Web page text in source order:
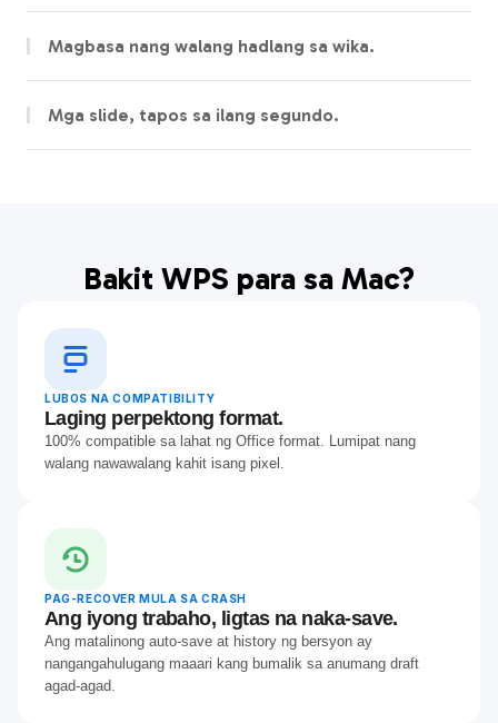
Higit pa sa pagbabasa. Ikonekta ang mga impormasyon at
Magbasa nang walang hadlang sa wika.
Walang putol na magkatabing pagsasalin. Basahin ang anumang
Mga slide, tapos sa ilang segundo.
Gawing mga propesyonal na slide ang anumang paksa,
Bakit WPS para sa Mac?
LUBOS NA COMPATIBILITY
Laging perpektong format.
100% compatible sa lahat ng Office format. Lumipat nang
walang nawawalang kahit isang pixel.
PAG-RECOVER MULA SA CRASH
Ang iyong trabaho, ligtas na naka-save.
Ang matalinong auto-save at history ng bersyon ay
nangangahulugang maaari kang bumalik sa anumang draft
agad-agad.